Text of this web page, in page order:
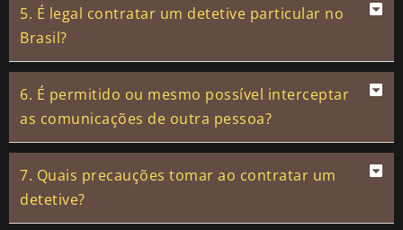
5. É legal contratar um detetive particular no
Brasil?
6. É permitido ou mesmo possível interceptar
as comunicações de outra pessoa?
7. Quais precauções tomar ao contratar um
detetive?